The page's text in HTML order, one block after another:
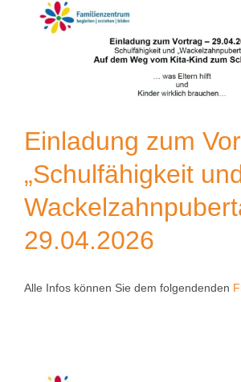
Einladung zum
„Schulfähigkeit
29.04.2026
Alle Infos können Sie dem folgendenden